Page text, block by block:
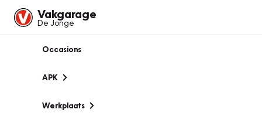
Vakgarage
De Jonge
Occasions
APK
Werkplaats